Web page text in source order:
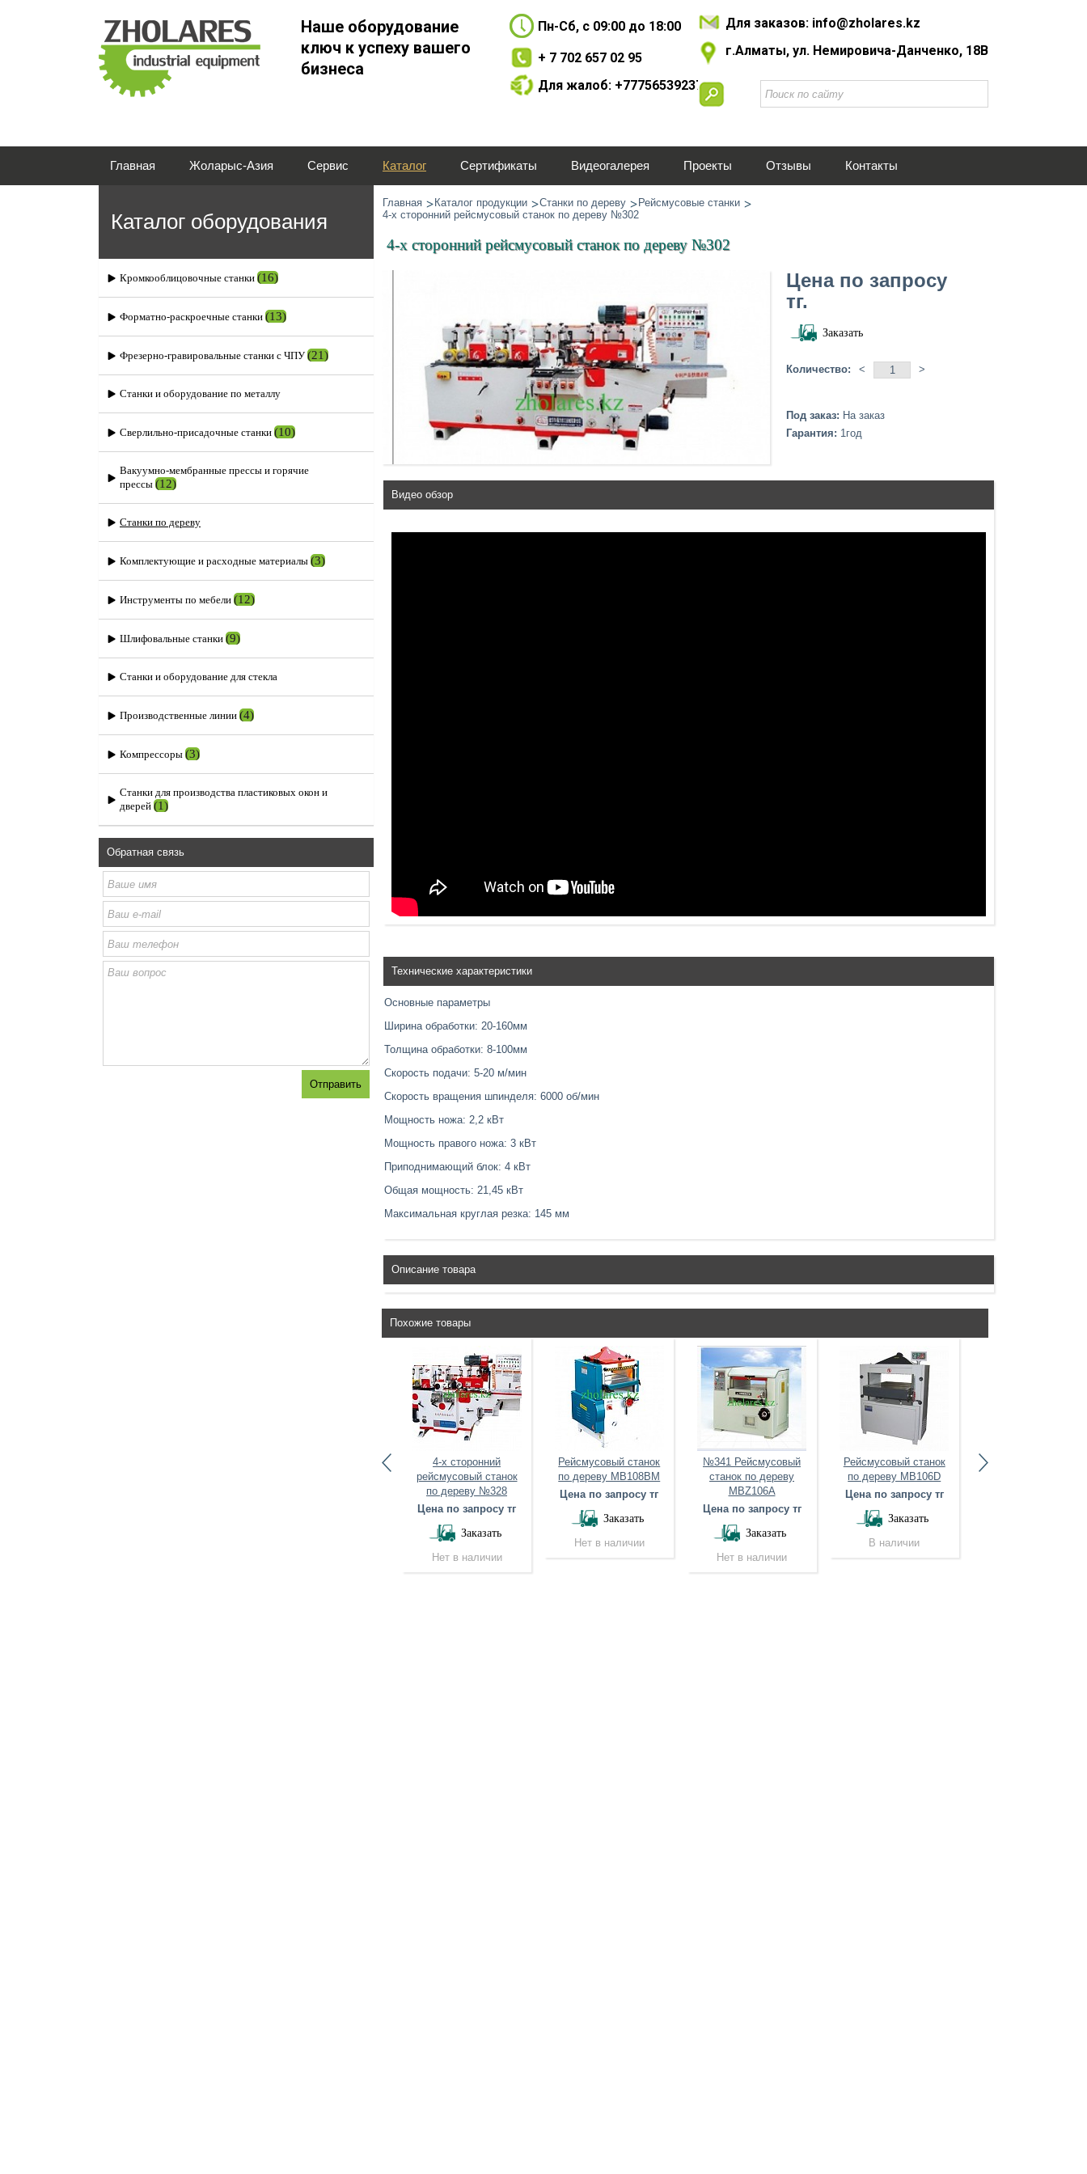
Наше оборудование
ключ к успеху вашего
бизнеса
Пн-Сб, с 09:00 до 18:00
+ 7 702 657 02 95
Для жалоб: +77756539237
Для заказов: info@zholares.kz
г.Алматы, ул. Немировича-Данченко, 18В
Главная Жоларыс-Азия Сервис Каталог Сертификаты Видеогалерея Проекты Отзывы Контакты
Каталог оборудования
Кромкооблицовочные станки (16)
Форматно-раскроечные станки (13)
Фрезерно-гравировальные станки с ЧПУ (21)
Станки и оборудование по металлу
Сверлильно-присадочные станки (10)
Вакуумно-мембранные прессы и горячие
прессы (12)
Станки по дереву
Комплектующие и расходные материалы (3)
Инструменты по мебели (12)
Шлифовальные станки (9)
Станки и оборудование для стекла
Производственные линии (4)
Компрессоры (3)
Станки для производства пластиковых окон и
дверей (1)
Обратная связь
Главная Каталог продукции Станки по дереву
Рейсмусовые станки
4-х сторонний рейсмусовый станок по дереву №302
4-х сторонний рейсмусовый станок по дереву №302
Цена по запросу
тг.
Заказать
Количество: < >
Под заказ: На заказ
Гарантия: 1год
Видео обзор
Технические характеристики
Основные параметры
Ширина обработки: 20-160мм
Толщина обработки: 8-100мм
Скорость подачи: 5-20 м/мин
Скорость вращения шпинделя: 6000 об/мин
Мощность ножа: 2,2 кВт
Мощность правого ножа: 3 кВт
Приподнимающий блок: 4 кВт
Общая мощность: 21,45 кВт
Максимальная круглая резка: 145 мм
Описание товара
Похожие товары
4-х сторонний
рейсмусовый станок
по дереву №328
Цена по запросу тг
Заказать
Нет в наличии
Рейсмусовый станок
по дереву MB108BM
Цена по запросу тг
Заказать
Нет в наличии
№341 Рейсмусовый
станок по дереву
MBZ106A
Цена по запросу тг
Заказать
Нет в наличии
Рейсмусовый станок
по дереву MB106D
Цена по запросу тг
Заказать
В наличии
Рейсмусовый станок